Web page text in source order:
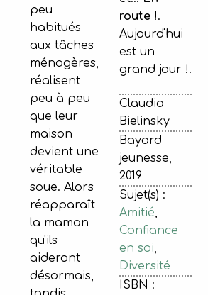
peu
habitués
aux tâches
ménagères,
réalisent
peu à peu
que leur
maison
devient une
véritable
soue. Alors
réapparaît
la maman
qu'ils
aideront
désormais,
route !.
Aujourd'hui
est un
grand jour !.
Claudia
Bielinsky
Bayard
jeunesse,
2019
Sujet(s) :
Amitié,
Confiance
en soi,
Diversité
ISBN :